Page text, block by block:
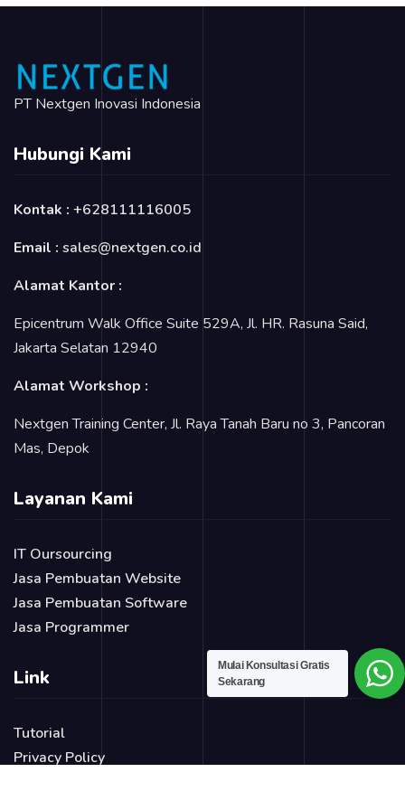
PT Nextgen Inovasi Indonesia
Hubungi Kami
Kontak : +628111116005
Email : sales@nextgen.co.id
Alamat Kantor :
Epicentrum Walk Office Suite 529A, Jl. HR. Rasuna Said,
Jakarta Selatan 12940
Alamat Workshop :
Nextgen Training Center, Jl. Raya Tanah Baru no 3, Pancoran
Mas, Depok
Layanan Kami
IT Oursourcing
Jasa Pembuatan Website
Jasa Pembuatan Software
Jasa Programmer
Link
Tutorial
Privacy Policy
Mulai Konsultasi Gratis
Sekarang